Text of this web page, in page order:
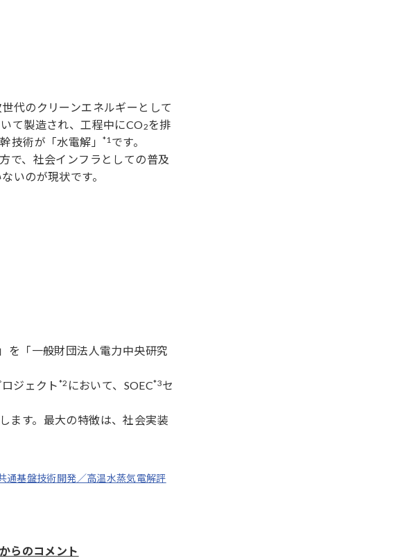
代のクリーンエネルギーとして
て製造され、工程中にCO2を排
技術が「水電解」*1です。
で、社会インフラとしての普及
いのが現状です。
を「一般財団法人電力中央研究
ジェクト *2 において、SOEC*3セ
ます。最大の特徴は、社会実装
通基盤技術開発／高温水蒸気電解評
らのコメント